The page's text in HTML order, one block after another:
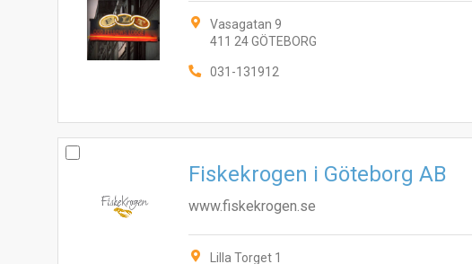
Vasagatan 9
411 24 GÖTEBORG
031-131912
Fiskekrogen i Göteborg AB
www.fiskekrogen.se
Lilla Torget 1